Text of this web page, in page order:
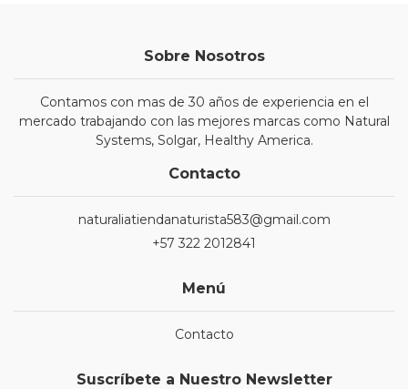
Sobre Nosotros
Contamos con mas de 30 años de experiencia en el
mercado trabajando con las mejores marcas como Natural
Systems, Solgar, Healthy America.
Contacto
naturaliatiendanaturista583@gmail.com
+57 322 2012841
Menú
Contacto
Suscríbete a Nuestro Newsletter